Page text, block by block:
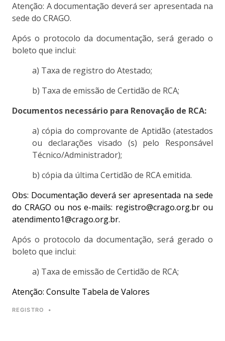
Atenção: A documentação deverá ser apresentada na
sede do CRAGO.
Após o protocolo da documentação, será gerado o
boleto que inclui:
a) Taxa de registro do Atestado;
b) Taxa de emissão de Certidão de RCA;
Documentos necessário para Renovação de RCA:
a) cópia do comprovante de Aptidão (atestados
ou declarações visado (s) pelo Responsável
Técnico/Administrador);
b) cópia da última Certidão de RCA emitida.
Obs: Documentação deverá ser apresentada na sede
do CRAGO ou nos e-mails: registro@crago.org.br ou
atendimento1@crago.org.br.
Após o protocolo da documentação, será gerado o
boleto que inclui:
a) Taxa de emissão de Certidão de RCA;
Atenção: Consulte Tabela de Valores
REGISTRO •